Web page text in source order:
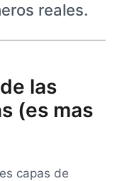
reales.
las
(es mas
capas de